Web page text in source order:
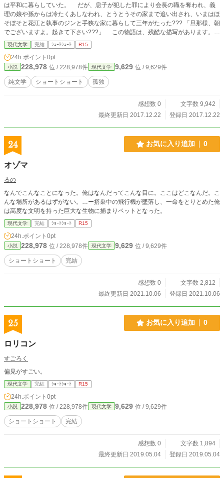
は平和に暮らしていた。 だが、息子が犯した罪により会長の職を奪われ、義
理の娘や孫からは冷たくあしなわれ、とうとうその家まで追い出され、いまはほ
そぼそと花江と執事のジンと手狭な家に暮らして三年がたった??? 「旦那様、朝
でございますよ。起きて下さい???」 この物語は、残酷な描写があります。も
しご気分が悪くなられたら、申し訳ありません。
現代文学 完結 ｼｮｰﾄｼｮｰﾄ R15
24h.ポイント 0pt
小説 228,978 位 / 228,978件 現代文学 9,629 位 / 9,629件
純文学 ショートショート 孤独
感想数 0
文字数 9,942
最終更新日 2017.12.22
登録日 2017.12.22
24 お気に入り追加 0
オゾマ
るの
なんでこんなことになった。俺はなんだってこんな目に。ここはどこなんだ。こ
んな場所があるはずがない。…ー搭乗中の飛行機が墜落し、一命をとりとめた俺
は高度な文明を持った巨大な生物に捕まりペットとなった。
現代文学 完結 ｼｮｰﾄｼｮｰﾄ R15
24h.ポイント 0pt
小説 228,978 位 / 228,978件 現代文学 9,629 位 / 9,629件
ショートショート 完結
感想数 0
文字数 2,812
最終更新日 2021.10.06
登録日 2021.10.06
25 お気に入り追加 0
ロリコン
すごろく
偏見がすごい。
現代文学 完結 ｼｮｰﾄｼｮｰﾄ R15
24h.ポイント 0pt
小説 228,978 位 / 228,978件 現代文学 9,629 位 / 9,629件
ショートショート 完結
感想数 0
文字数 1,894
最終更新日 2019.05.04
登録日 2019.05.04